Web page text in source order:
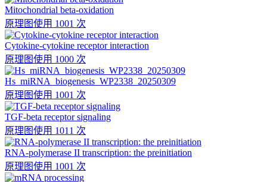
Mitochondrial beta-oxidation
原理图使用 1001 次
Cytokine-cytokine receptor interaction
原理图使用 1000 次
Hs_miRNA_biogenesis_WP2338_20250309
原理图使用 1001 次
TGF-beta receptor signaling
原理图使用 1011 次
RNA-polymerase II transcription: the preinitiation
原理图使用 1001 次